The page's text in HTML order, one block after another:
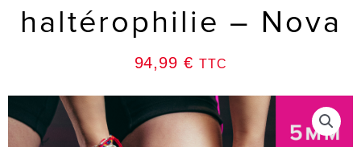
haltérophilie – Nova
94,99 € TTC